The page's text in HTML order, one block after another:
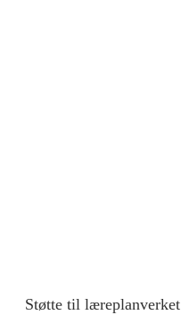
Støtte til læreplanverket